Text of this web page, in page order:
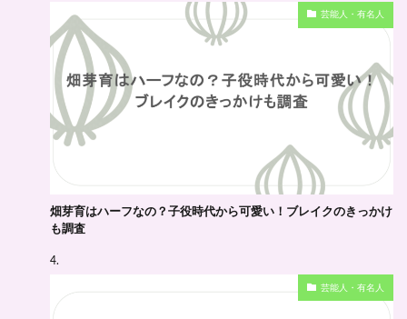
芸能人・有名人
畑芽育はハーフなの？子役時代から可愛い！ブレイクのきっかけ
も調査
芸能人・有名人